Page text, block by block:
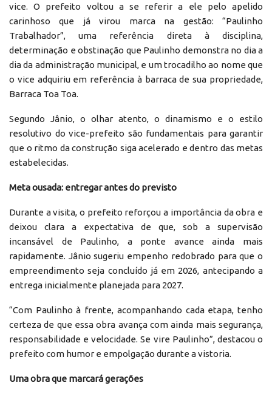
vice. O prefeito voltou a se referir a ele pelo apelido
carinhoso que já virou marca na gestão: “Paulinho
Trabalhador”, uma referência direta à disciplina,
determinação e obstinação que Paulinho demonstra no dia a
dia da administração municipal, e um trocadilho ao nome que
o vice adquiriu em referência à barraca de sua propriedade,
Barraca Toa Toa.
Segundo Jânio, o olhar atento, o dinamismo e o estilo
resolutivo do vice-prefeito são fundamentais para garantir
que o ritmo da construção siga acelerado e dentro das metas
estabelecidas.
Meta ousada: entregar antes do previsto
Durante a visita, o prefeito reforçou a importância da obra e
deixou clara a expectativa de que, sob a supervisão
incansável de Paulinho, a ponte avance ainda mais
rapidamente. Jânio sugeriu empenho redobrado para que o
empreendimento seja concluído já em 2026, antecipando a
entrega inicialmente planejada para 2027.
“Com Paulinho à frente, acompanhando cada etapa, tenho
certeza de que essa obra avança com ainda mais segurança,
responsabilidade e velocidade. Se vire Paulinho”, destacou o
prefeito com humor e empolgação durante a vistoria.
Uma obra que marcará gerações